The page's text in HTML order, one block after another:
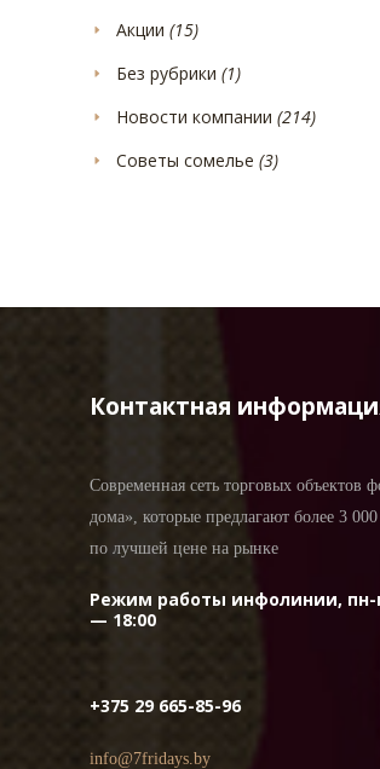
Акции (15)
Без рубрики (1)
Новости компании (214)
Советы сомелье (3)
Контактная
Современная сеть торговых объектов
дома», которые предлагают более 3 000
по лучшей цене на рынке
Режим работы инфолинии, пн-
— 18:00
+375 29 665-85-96
info@7fridays.by